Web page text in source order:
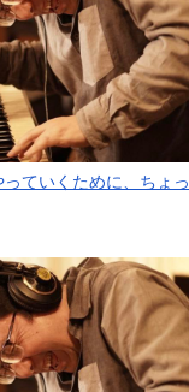
ていくために、ちょ